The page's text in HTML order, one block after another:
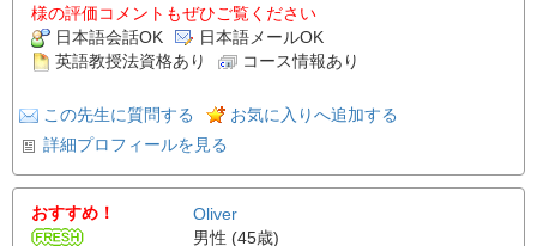
様の評価コメントもぜひご覧ください
日本語会話OK
日本語メールOK
英語教授法資格あり
コース情報あり
この先生に質問する
お気に入りへ追加する
詳細プロフィールを見る
おすすめ！
Oliver
男性 (45歳)